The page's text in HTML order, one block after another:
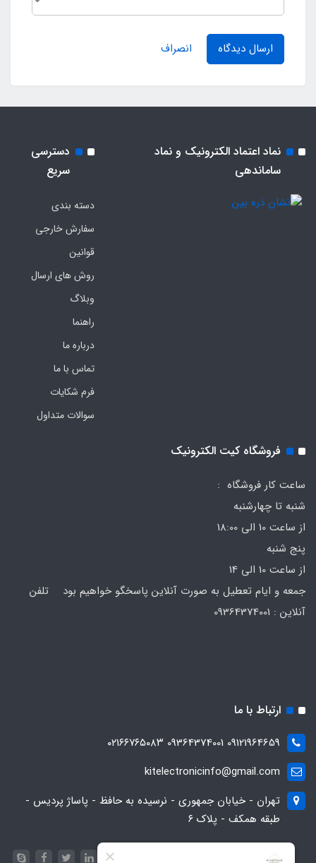
ارسال دیدگاه انصراف
نماد اعتماد الکترونیک و نماد
ساماندهی
دسترسی
سریع
دسته بندی
سفارش خارجی
قوانین
روش های ارسال
وبلاگ
راهنما
درباره ما
تماس با ما
فرم‌ شکایات
سوالات متداول
فروشگاه کیت الکترونیک
ساعت کار فروشگاه :
شنبه تا چهارشنبه
از ساعت 10 الی 18:00
پنج شنبه
از ساعت 10 الی 14
جمعه و ایام تعطیل به صورت آنلاین پاسخگو خواهیم بود تلفن
ارتباط با ما
09121964659 09364374001 ۰۲۱۶۶۷۶۵۰۸۳
kitelectronicinfo@gmail.com
تهران - خیابان جمهوری - نرسیده به حافظ - پاساژ پردیس -
طبقه همکف - پلاک ۶